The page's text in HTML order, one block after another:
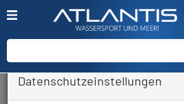
Zurück
Datenschutzeinstellungen